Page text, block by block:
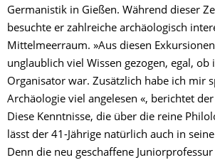
Germanistik in Gießen. Während dieser
besuchte er zahlreiche archäologisch
Mittelmeerraum. »Aus diesen
unglaublich viel Wissen gezogen, egal, ob
Organisator war. Zusätzlich habe ich mir
Archäologie viel angelesen «, berichtet
Diese Kenntnisse, die über die reine
lässt der 41-Jährige natürlich auch in
Denn die neu geschaffene